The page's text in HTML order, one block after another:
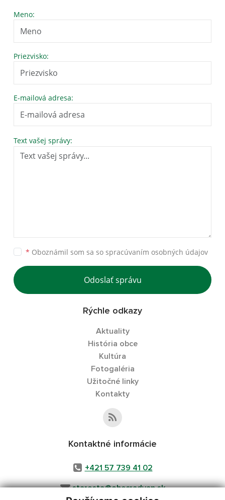
Meno:
Priezvisko:
E-mailová adresa:
Text vašej správy:
* Oboznámil som sa so spracúvaním osobných údajov
Odoslať správu
Rýchle odkazy
Aktuality
História obce
Kultúra
Fotogaléria
Užitočné linky
Kontakty
Kontaktné informácie
+421 57 739 41 02
starosta@obecradvan.sk